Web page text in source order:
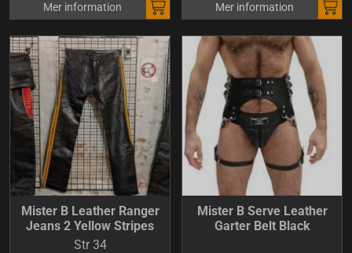
Mer information Mer information
Mister B Leather Ranger
Jeans 2 Yellow Stripes
Str 34
Mister B Serve Leather
Garter Belt Black